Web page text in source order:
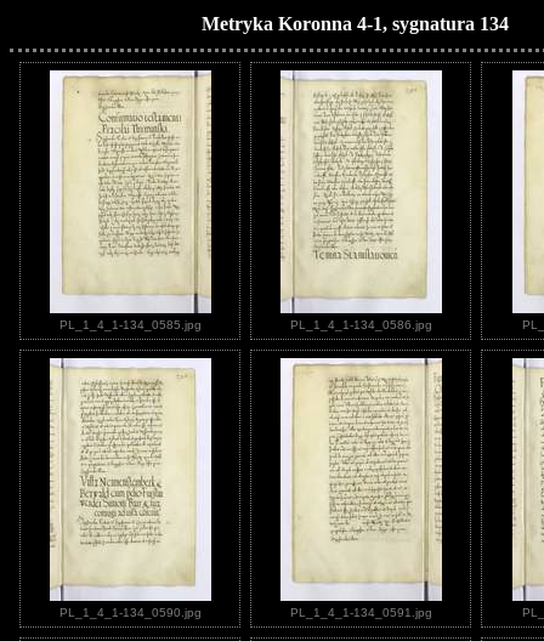
Metryka Koronna 4-1, sygnatura 134
PL_1_4_1-134_0585.jpg PL_1_4_1-134_0586.jpg
PL_1_4_1-134_0590.jpg PL_1_4_1-134_0591.jpg